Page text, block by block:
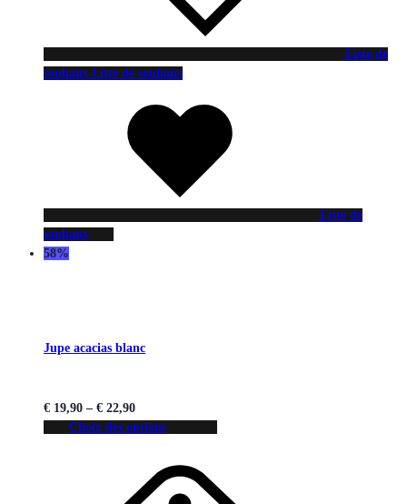
Liste de
souhaits Liste de souhaits
Liste de
souhaits
58%
Jupe acacias blanc
€ 19,90 – € 22,90
Choix des options